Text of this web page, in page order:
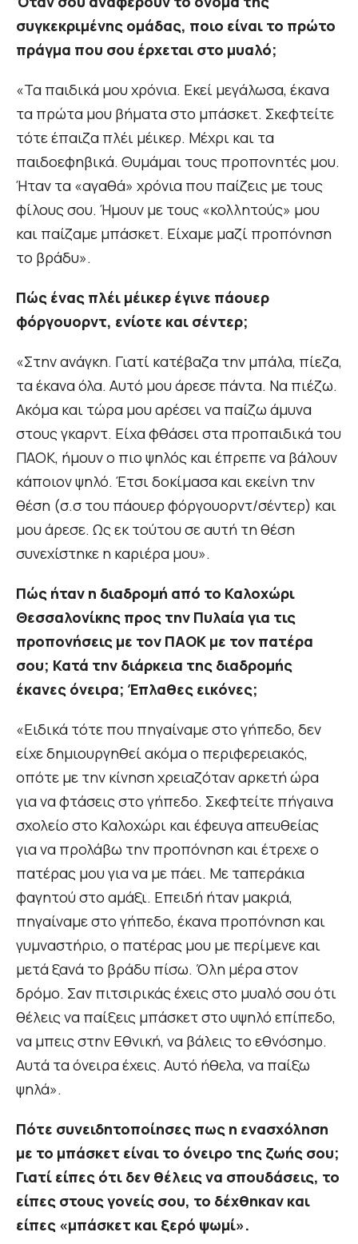
συγκεκριμένης ομάδας, ποιο είναι το πρώτο
πράγμα που σου έρχεται στο μυαλό;
«Τα παιδικά μου χρόνια. Εκεί μεγάλωσα, έκανα
τα πρώτα μου βήματα στο μπάσκετ. Σκεφτείτε
τότε έπαιζα πλέι μέικερ. Μέχρι και τα
παιδοεφηβικά. Θυμάμαι τους προπονητές μου.
Ήταν τα «αγαθά» χρόνια που παίζεις με τους
φίλους σου. Ήμουν με τους «κολλητούς» μου
και παίζαμε μπάσκετ. Είχαμε μαζί προπόνηση
το βράδυ».
Πώς ένας πλέι μέικερ έγινε πάουερ
φόργουορντ, ενίοτε και σέντερ;
«Στην ανάγκη. Γιατί κατέβαζα την μπάλα, πίεζα,
τα έκανα όλα. Αυτό μου άρεσε πάντα. Να πιέζω.
Ακόμα και τώρα μου αρέσει να παίζω άμυνα
στους γκαρντ. Είχα φθάσει στα προπαιδικά του
ΠΑΟΚ, ήμουν ο πιο ψηλός και έπρεπε να βάλουν
κάποιον ψηλό. Έτσι δοκίμασα και εκείνη την
θέση (σ.σ του πάουερ φόργουορντ/σέντερ) και
μου άρεσε. Ως εκ τούτου σε αυτή τη θέση
συνεχίστηκε η καριέρα μου».
Πώς ήταν η διαδρομή από το Καλοχώρι
Θεσσαλονίκης προς την Πυλαία για τις
προπονήσεις με τον ΠΑΟΚ με τον πατέρα
σου; Κατά την διάρκεια της διαδρομής
έκανες όνειρα; Έπλαθες εικόνες;
«Ειδικά τότε που πηγαίναμε στο γήπεδο, δεν
είχε δημιουργηθεί ακόμα ο περιφερειακός,
οπότε με την κίνηση χρειαζόταν αρκετή ώρα
για να φτάσεις στο γήπεδο. Σκεφτείτε πήγαινα
σχολείο στο Καλοχώρι και έφευγα απευθείας
για να προλάβω την προπόνηση και έτρεχε ο
πατέρας μου για να με πάει. Με ταπεράκια
φαγητού στο αμάξι. Επειδή ήταν μακριά,
πηγαίναμε στο γήπεδο, έκανα προπόνηση και
γυμναστήριο, ο πατέρας μου με περίμενε και
μετά ξανά το βράδυ πίσω. Όλη μέρα στον
δρόμο. Σαν πιτσιρικάς έχεις στο μυαλό σου ότι
θέλεις να παίξεις μπάσκετ στο υψηλό επίπεδο,
να μπεις στην Εθνική, να βάλεις το εθνόσημο.
Αυτά τα όνειρα έχεις. Αυτό ήθελα, να παίξω
ψηλά».
Πότε συνειδητοποίησες πως η ενασχόληση
με το μπάσκετ είναι το όνειρο της ζωής σου;
Γιατί είπες ότι δεν θέλεις να σπουδάσεις, το
είπες στους γονείς σου, το δέχθηκαν και
είπες «μπάσκετ και ξερό ψωμί».